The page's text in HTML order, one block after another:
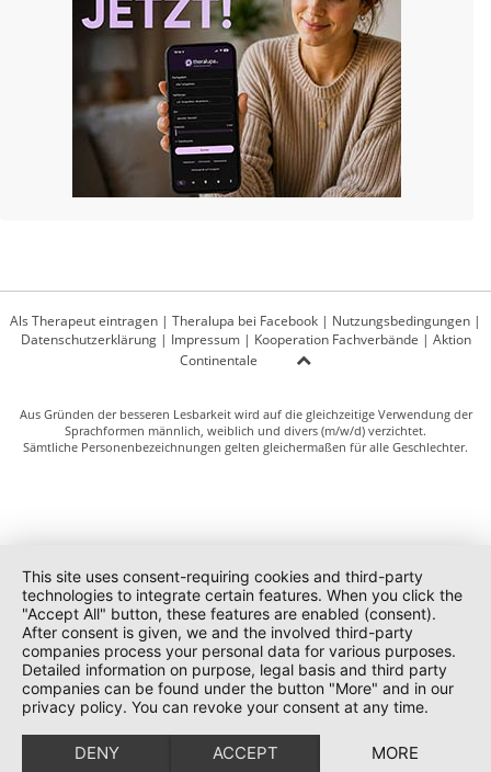
Als Therapeut eintragen | Theralupa bei Facebook | Nutzungsbedingungen |
Datenschutzerklärung| Impressum| Kooperation Fachverbände | Aktion
Continentale
Aus Gründen der besseren Lesbarkeit wird auf die gleichzeitige Verwendung der
Sprachformen männlich, weiblich und divers (m/w/d) verzichtet.
Sämtliche Personenbezeichnungen gelten gleichermaßen für alle Geschlechter.
This site uses consent-requiring cookies and third-party
technologies to integrate certain features. When you click the
"Accept All" button, these features are enabled (consent).
After consent is given, we and the involved third-party
companies process your personal data for various purposes.
Detailed information on purpose, legal basis and third party
companies can be found under the button "More" and in our
privacy policy. You can revoke your consent at any time.
DENY ACCEPT MORE